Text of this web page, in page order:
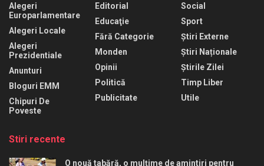
Alegeri
Europarlamentare
Alegeri Locale
Alegeri
Prezidentiale
Anunturi
Bloguri EMM
Chipuri De
Poveste
Editorial
Educaţie
Fără Categorie
Monden
Opinii
Politică
Publicitate
Social
Sport
Știri Externe
Știri Naționale
Știrile Zilei
Timp Liber
Utile
Stiri recente
O nouă tabără, o mulțime de amintiri pentru